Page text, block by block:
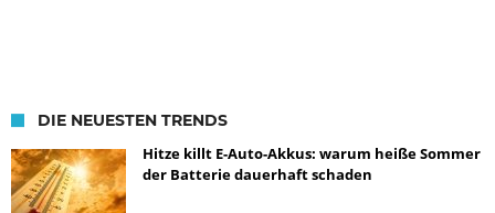
DIE NEUESTEN TRENDS
Hitze killt E-Auto-Akkus: warum heiße Sommer
der Batterie dauerhaft schaden